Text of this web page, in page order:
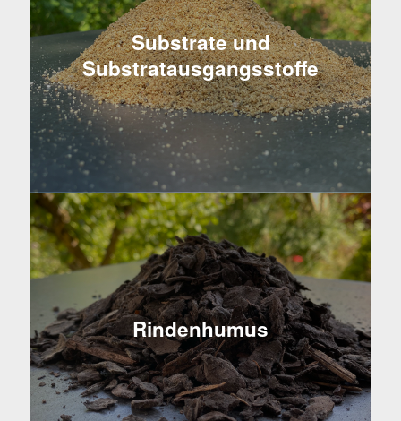
Substrate und
Substratausgangsstoffe
Rindenhumus